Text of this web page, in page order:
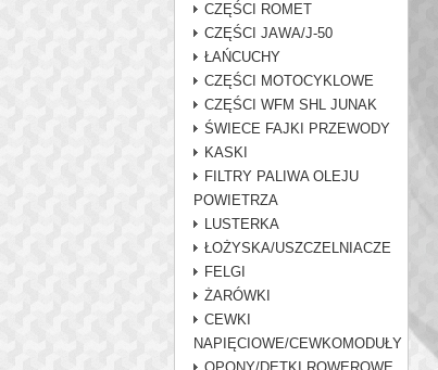
CZĘŚCI ROMET
CZĘŚCI JAWA/J-50
ŁAŃCUCHY
CZĘŚCI MOTOCYKLOWE
CZĘŚCI WFM SHL JUNAK
ŚWIECE FAJKI PRZEWODY
KASKI
FILTRY PALIWA OLEJU
POWIETRZA
LUSTERKA
ŁOŻYSKA/USZCZELNIACZE
FELGI
ŻARÓWKI
CEWKI
NAPIĘCIOWE/CEWKOMODUŁY